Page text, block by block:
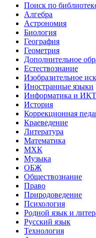
Поиск по
Алгебра
Астрономия
Биология
География
Геометрия
Дополнительное
Естествознание
Изобразительное
Иностранные языки
Информатика и ИКТ
История
Коррекционная
Краеведение
Литература
Математика
МХК
Музыка
ОБЖ
Обществознание
Право
Природоведение
Психология
Родной язык и
Русский язык
Технология